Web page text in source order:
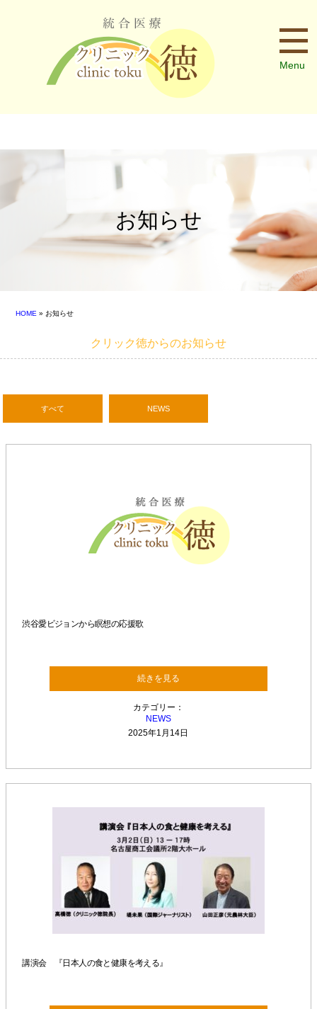
Menu
お知らせ
HOME » お知らせ
クリック徳からのお知らせ
すべて NEWS
渋谷愛ビジョンから瞑想の応援歌
続きを見る
カテゴリー：
NEWS
2025年1月14日
講演会 『日本人の食と健康を考える』